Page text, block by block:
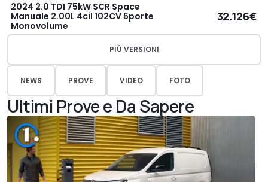
2024 2.0 TDI 75kW SCR Space
Manuale 2.00L 4cil 102CV 5porte
Monovolume
32.126€
PIÙ VERSIONI
NEWS PROVE VIDEO FOTO
Ultimi Prove e Da Sapere